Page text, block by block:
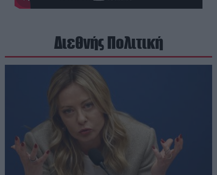
Διεθνής Πολιτική